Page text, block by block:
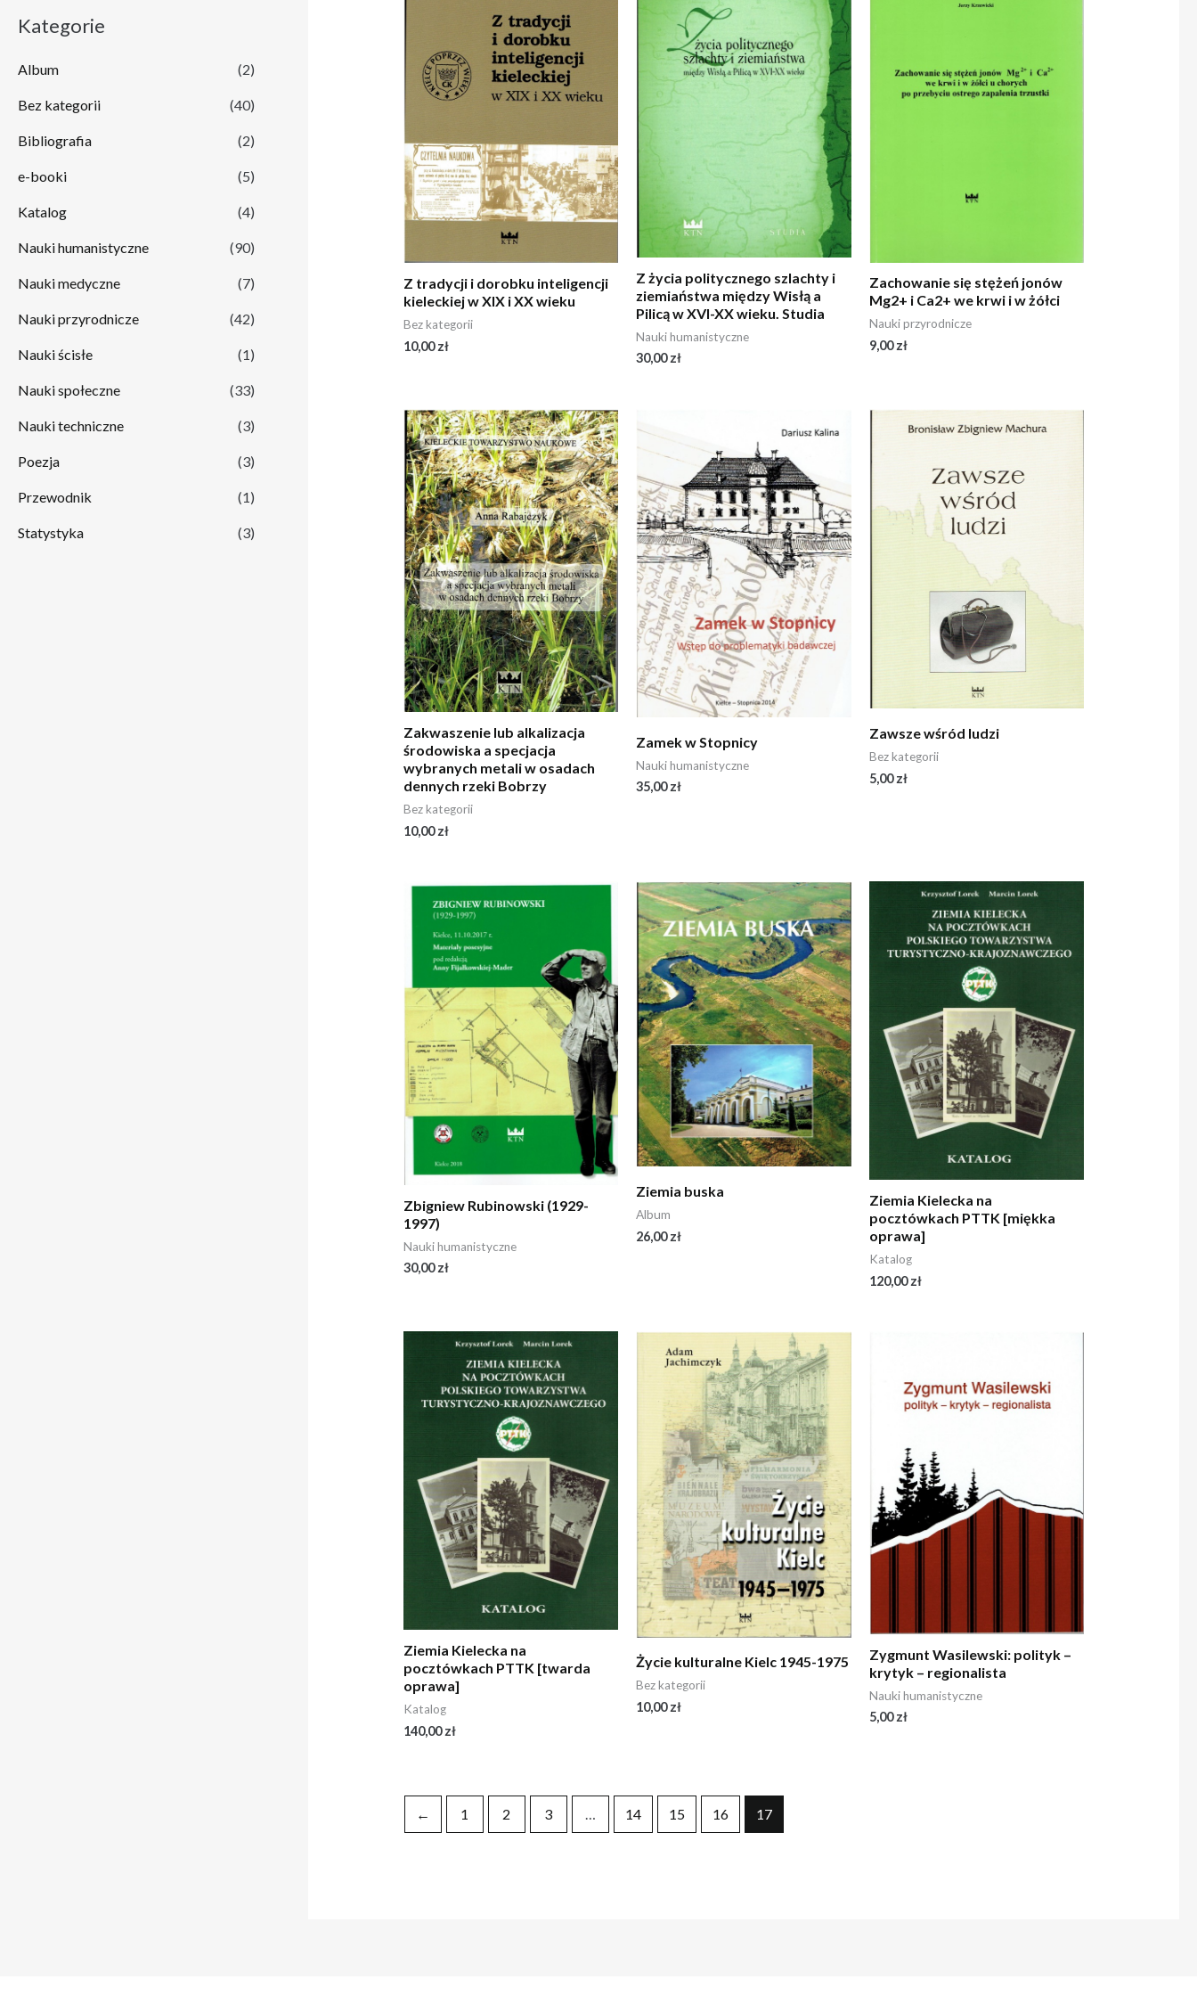
Kategorie
Album (2)
Bez kategorii (40)
Bibliografia (2)
e-booki (5)
Katalog (4)
Nauki humanistyczne (90)
Nauki medyczne (7)
Nauki przyrodnicze (42)
Nauki ścisłe (1)
Nauki społeczne (33)
Nauki techniczne (3)
Poezja (3)
Przewodnik (1)
Statystyka (3)
Z tradycji i dorobku inteligencji
kieleckiej w XIX i XX wieku
Bez kategorii
10,00zł
Z życia politycznego szlachty i
ziemiaństwa między Wisłą a
Pilicą w XVI-XX wieku. Studia
Nauki humanistyczne
30,00zł
Zachowanie się stężeń jonów
Mg2+ i Ca2+ we krwi i w żółci
Nauki przyrodnicze
9,00zł
Zakwaszenie lub alkalizacja
środowiska a specjacja
wybranych metali w osadach
dennych rzeki Bobrzy
Bez kategorii
10,00zł
Zamek w Stopnicy
Nauki humanistyczne
35,00zł
Zawsze wśród ludzi
Bez kategorii
5,00zł
Zbigniew Rubinowski (1929-
1997)
Nauki humanistyczne
30,00zł
Ziemia buska
Album
26,00zł
Ziemia Kielecka na
pocztówkach PTTK [miękka
oprawa]
Katalog
120,00zł
Ziemia Kielecka na
pocztówkach PTTK [twarda
oprawa]
Katalog
140,00zł
Życie kulturalne Kielc 1945-1975
Bez kategorii
10,00zł
Zygmunt Wasilewski: polityk –
krytyk – regionalista
Nauki humanistyczne
5,00zł
← 1 2 3 … 14 15 16 17